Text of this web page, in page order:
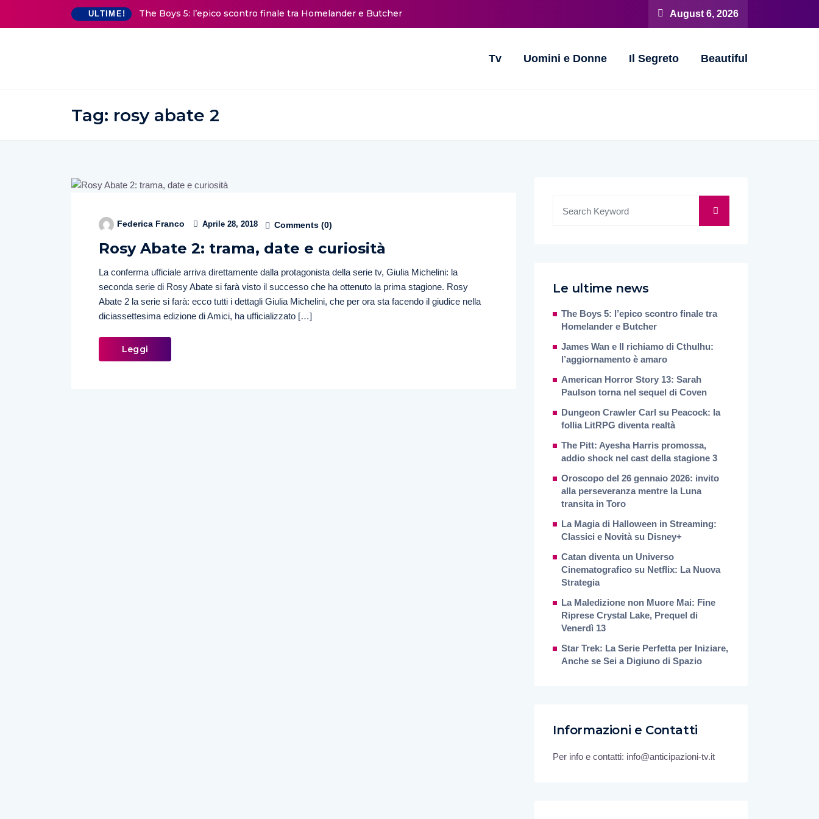
ULTIME! The Boys 5: l’epico scontro finale tra Homelander e Butcher August 6, 2026
Tv Uomini e Donne Il Segreto Beautiful
Tag: rosy abate 2
Federica Franco Aprile 28, 2018 Comments (0)
Rosy Abate 2: trama, date e curiosità
La conferma ufficiale arriva direttamente dalla protagonista della serie tv, Giulia Michelini: la
seconda serie di Rosy Abate si farà visto il successo che ha ottenuto la prima stagione. Rosy
Abate 2 la serie si farà: ecco tutti i dettagli Giulia Michelini, che per ora sta facendo il giudice nella
diciassettesima edizione di Amici, ha ufficializzato […]
Leggi
Le ultime news
The Boys 5: l’epico scontro finale tra
Homelander e Butcher
James Wan e Il richiamo di Cthulhu:
l’aggiornamento è amaro
American Horror Story 13: Sarah
Paulson torna nel sequel di Coven
Dungeon Crawler Carl su Peacock: la
follia LitRPG diventa realtà
The Pitt: Ayesha Harris promossa,
addio shock nel cast della stagione 3
Oroscopo del 26 gennaio 2026: invito
alla perseveranza mentre la Luna
transita in Toro
La Magia di Halloween in Streaming:
Classici e Novità su Disney+
Catan diventa un Universo
Cinematografico su Netflix: La Nuova
Strategia
La Maledizione non Muore Mai: Fine
Riprese Crystal Lake, Prequel di
Venerdì 13
Star Trek: La Serie Perfetta per Iniziare,
Anche se Sei a Digiuno di Spazio
Informazioni e Contatti
Per info e contatti: info@anticipazioni-tv.it